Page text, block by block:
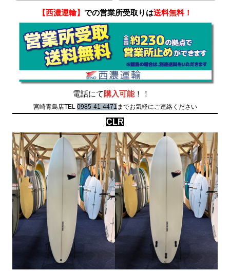
【西濃運輸】 での営業所受取りは送料無料！
電話にて 購入可能！！
宮崎青島店TEL 0985-41-4471 までお気軽にご連絡ください
CLR